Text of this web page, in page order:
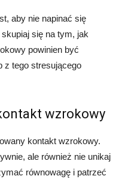
aby nie napinać się
się na tym, jak
powinien być
z tego stresującego
wzrokowy
kontakt wzrokowy.
ale również nie unikaj
równowagę i patrzeć